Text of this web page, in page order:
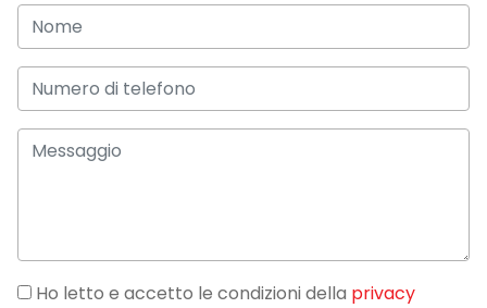
Ho letto e accetto le condizioni della privacy